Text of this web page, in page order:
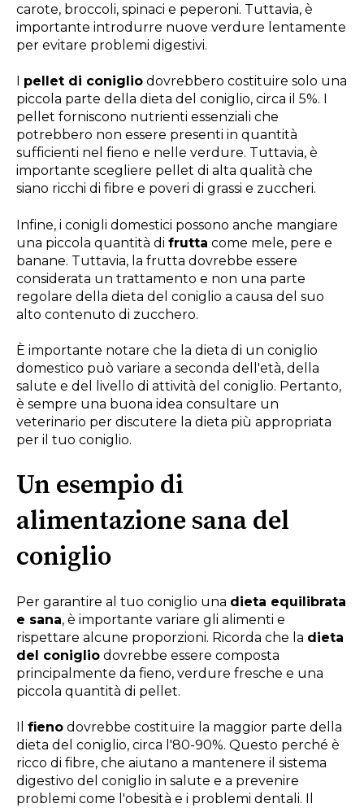
carote, broccoli, spinaci e peperoni. Tuttavia, è
importante introdurre nuove verdure lentamente
per evitare problemi digestivi.
pellet di coniglio dovrebbero costituire solo una
piccola parte della dieta del coniglio, circa il 5%. I
pellet forniscono nutrienti essenziali che
potrebbero non essere presenti in quantità
sufficienti nel fieno e nelle verdure. Tuttavia, è
importante scegliere pellet di alta qualità che
siano ricchi di fibre e poveri di grassi e zuccheri.
Infine, i conigli domestici possono anche mangiare
una piccola quantità di frutta come mele, pere e
banane. Tuttavia, la frutta dovrebbe essere
considerata un trattamento e non una parte
regolare della dieta del coniglio a causa del suo
alto contenuto di zucchero.
È importante notare che la dieta di un coniglio
domestico può variare a seconda dell'età, della
salute e del livello di attività del coniglio. Pertanto,
è sempre una buona idea consultare un
veterinario per discutere la dieta più appropriata
per il tuo coniglio.
Un esempio di
alimentazione sana del
coniglio
Per garantire al tuo coniglio una dieta equilibrata
e sana, è importante variare gli alimenti e
rispettare alcune proporzioni. Ricorda che la dieta
del coniglio dovrebbe essere composta
principalmente da fieno, verdure fresche e una
piccola quantità di pellet.
fieno dovrebbe costituire la maggior parte della
dieta del coniglio, circa l'80-90%. Questo perché è
ricco di fibre, che aiutano a mantenere il sistema
digestivo del coniglio in salute e a prevenire
problemi come l'obesità e i problemi dentali. Il